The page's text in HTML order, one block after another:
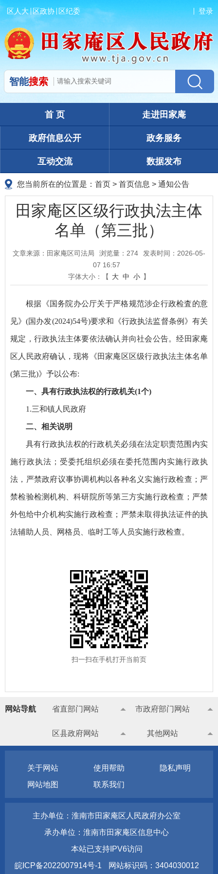
区人大 区政协 区纪委 登录
智能搜索
首 页 走进田家庵
政府信息公开 政务服务
互动交流 数据发布
您当前所在的位置是： 首页 > 首页信息 > 通知公告
田家庵区区级行政执法主体
名单（第三批）
文章来源：田家庵区司法局 浏览量： 274
发表时间：2026-05-
07 16:57
字体大小：【 大 中 小 】
根据《国务院办公厅关于严格规范涉企行政检査的意
见》(国办发(2024)54号)要求和《行政执法监督条例》有关
规定，行政执法主体要依法确认并向社会公告。经田家庵
区人民政府确认，现将《田家庵区区级行政执法主体名单
(第三批)》予以公布:
一、具有行政执法权的行政机关(1个)
1.三和镇人民政府
二、相关说明
具有行政执法权的行政机关必须在法定职责范围内实
施行政执法；受委托组织必须在委托范围内实施行政执
法，严禁政府议事协调机构以各种名义实施行政检查；严
禁检验检测机构、科研院所等第三方实施行政检查；严禁
外包给中介机构实施行政检查；严禁未取得执法证件的执
法辅助人员、网格员、临时工等人员实施行政检查。
扫一扫在手机打开当前页
网站导航 省直部门网站 市政府部门网站
区县政府网站 其他网站
关于网站 使用帮助
隐私声明
网站地图
联系我们
主办单位：淮南市田家庵区人民政府办公室
承办单位：淮南市田家庵区信息中心
本站已支持IPV6访问
皖ICP备2022007914号-1
网站标识码：3404030012